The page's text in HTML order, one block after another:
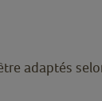
adaptés